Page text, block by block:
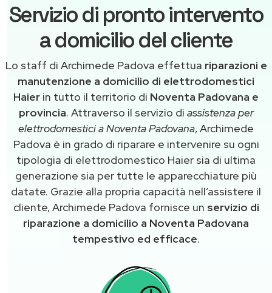
Servizio di pronto intervento
a domicilio del cliente
Lo staff di Archimede Padova effettua riparazioni e
manutenzione a domicilio di elettrodomestici
Haier in tutto il territorio di Noventa Padovana e
provincia. Attraverso il servizio di assistenza per
elettrodomestici a Noventa Padovana, Archimede
Padova è in grado di riparare e intervenire su ogni
tipologia di elettrodomestico Haier sia di ultima
generazione sia per tutte le apparecchiature più
datate. Grazie alla propria capacità nell’assistere il
cliente, Archimede Padova fornisce un servizio di
riparazione a domicilio a Noventa Padovana
tempestivo ed efficace.